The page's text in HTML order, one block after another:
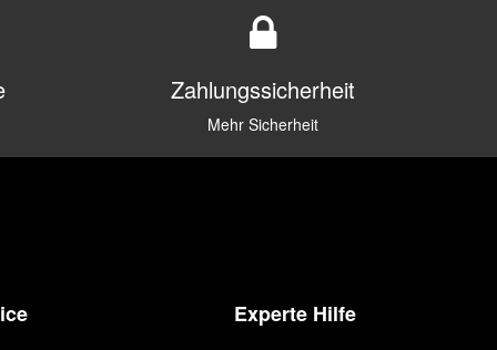
Zahlungssicherheit
Mehr Sicherheit
Experte Hilfe